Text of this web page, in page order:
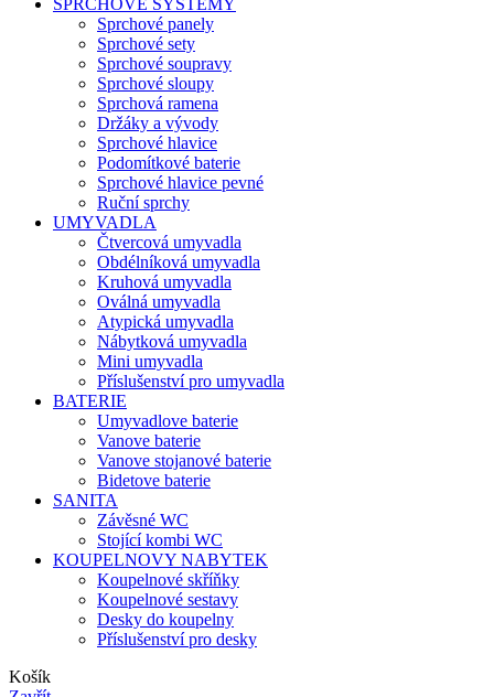
SPRCHOVÉ SYSTÉMY
Sprchové panely
Sprchové sety
Sprchové soupravy
Sprchové sloupy
Sprchová ramena
Držáky a vývody
Sprchové hlavice
Podomítkové baterie
Sprchové hlavice pevné
Ruční sprchy
UMYVADLA
Čtvercová umyvadla
Obdélníková umyvadla
Kruhová umyvadla
Oválná umyvadla
Atypická umyvadla
Nábytková umyvadla
Mini umyvadla
Příslušenství pro umyvadla
BATERIE
Umyvadlove baterie
Vanove baterie
Vanove stojanové baterie
Bidetove baterie
SANITA
Závěsné WC
Stojící kombi WC
KOUPELNOVY NABYTEK
Koupelnové skříňky
Koupelnové sestavy
Desky do koupelny
Příslušenství pro desky
Košík